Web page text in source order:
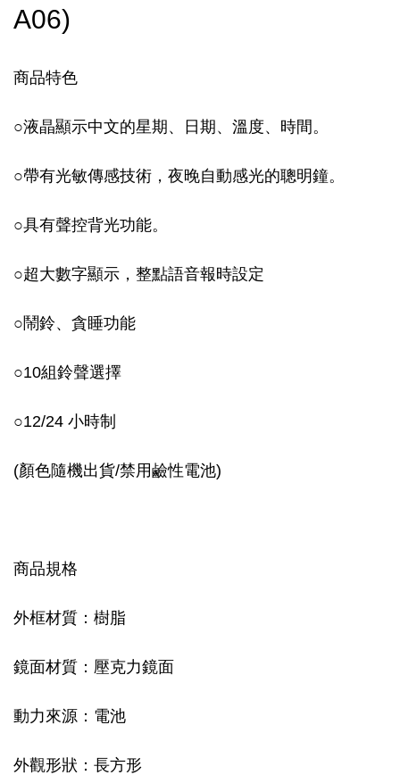
A06)
商品特色
○液晶顯示中文的星期、日期、溫度、時間。
○帶有光敏傳感技術，夜晚自動感光的聰明鐘。
○具有聲控背光功能。
○超大數字顯示，整點語音報時設定
○鬧鈴、貪睡功能
○10組鈴聲選擇
○12/24 小時制
(顏色隨機出貨/禁用鹼性電池)
商品規格
外框材質：樹脂
鏡面材質：壓克力鏡面
動力來源：電池
外觀形狀：長方形